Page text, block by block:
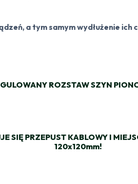
a tym samym wydłużenie ich
ROZSTAW SZYN
SIĘ PRZEPUST KABLOWY I
120x120mm!